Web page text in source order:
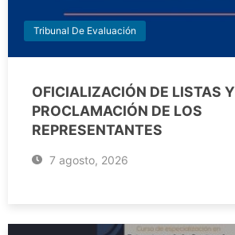
Tribunal De Evaluación
OFICIALIZACIÓN DE LISTAS Y
PROCLAMACIÓN DE LOS
REPRESENTANTES
7 agosto, 2026